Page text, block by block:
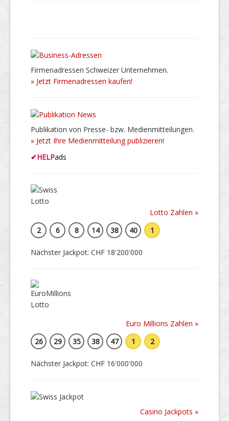
Firmenadressen Schweizer Unternehmen.
» Jetzt Firmenadressen kaufen!
Publikation von Presse- bzw. Medienmitteilungen.
» Jetzt Ihre Medienmitteilung publizieren!
✔HELPads
Lotto Zahlen »
2
6 8 14 38 40 1
Nächster Jackpot: CHF 18'200'000
Euro Millions Zahlen »
26
29 35 38 47 1 2
Nächster Jackpot: CHF 16'000'000
Casino Jackpots »